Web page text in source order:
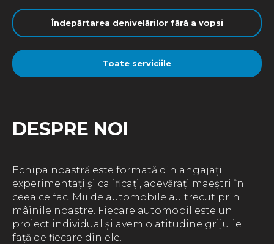
Îndepărtarea denivelărilor fără a vopsi
Toate serviciile
DESPRE NOI
Echipa noastră este formată din angajați
experimentați și calificați, adevărați maeștri în
ceea ce fac. Mii de automobile au trecut prin
mâinile noastre. Fiecare automobil este un
proiect individual și avem o atitudine grijulie
față de fiecare din ele.